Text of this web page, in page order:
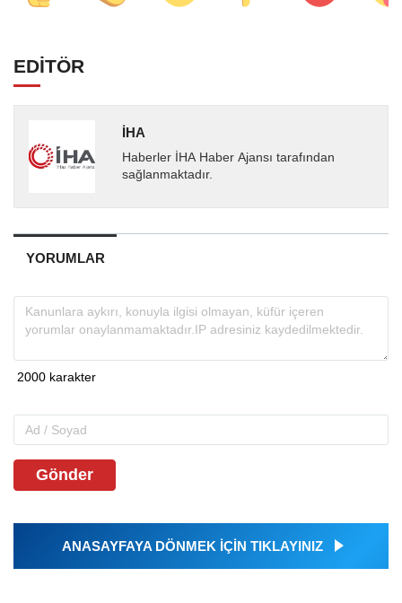
EDİTÖR
İHA
Haberler İHA Haber Ajansı tarafından
sağlanmaktadır.
YORUMLAR
Gönder
ANASAYFAYA DÖNMEK İÇİN TIKLAYINIZ